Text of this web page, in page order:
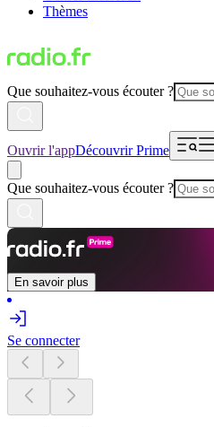
Thèmes
Que souhaitez-vous écouter ?
Ouvrir l'appDécouvrir Prime
Que souhaitez-vous écouter ?
En savoir plus
Se connecter